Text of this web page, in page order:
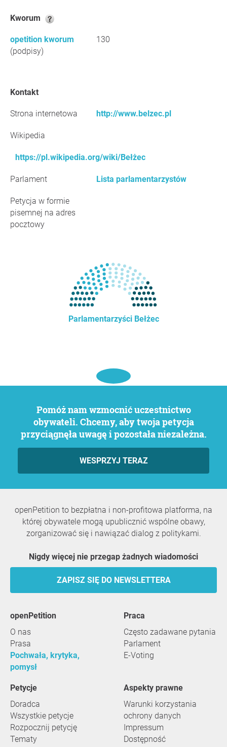
Kworum
opetition kworum
(podpisy)
130
Kontakt
Strona internetowa http://www.belzec.pl
Wikipedia
https://pl.wikipedia.org/wiki/Bełżec
Parlament Lista parlamentarzystów
Petycja w formie
pisemnej na adres
pocztowy
Parlamentarzyści Bełżec
Pomóż nam wzmocnić uczestnictwo
obywateli. Chcemy, aby twoja petycja
przyciągnęła uwagę i pozostała niezależna.
WESPRZYJ TERAZ
openPetition to bezpłatna i non-profitowa platforma, na
której obywatele mogą upublicznić wspólne obawy,
zorganizować się i nawiązać dialog z politykami.
Nigdy więcej nie przegap żadnych wiadomości
ZAPISZ SIĘ DO NEWSLETTERA
openPetition
O nas
Prasa
Pochwała, krytyka,
pomysł
praca
Często zadawane pytania
Parlament
E-Voting
Petycje
Doradca
Wszystkie petycje
Rozpocznij petycję
Tematy
Aspekty prawne
Warunki korzystania
ochrony danych
Impressum
Dostępność